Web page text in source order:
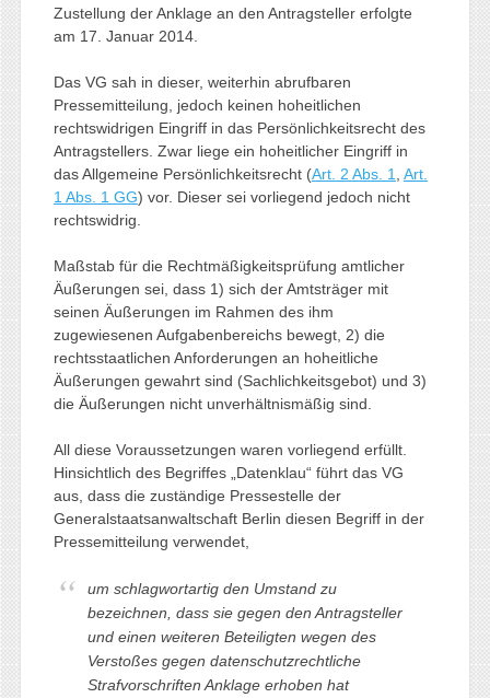
Zustellung der Anklage an den Antragsteller erfolgte
am 17. Januar 2014.
Das VG sah in dieser, weiterhin abrufbaren
Pressemitteilung, jedoch keinen hoheitlichen
rechtswidrigen Eingriff in das Persönlichkeitsrecht des
Antragstellers. Zwar liege ein hoheitlicher Eingriff in
das Allgemeine Persönlichkeitsrecht (Art. 2 Abs. 1
Art.
1 Abs. 1 GG) vor. Dieser sei vorliegend jedoch nicht
rechtswidrig.
Maßstab für die Rechtmäßigkeitsprüfung amtlicher
Äußerungen sei, dass 1) sich der Amtsträger mit
seinen Äußerungen im Rahmen des ihm
zugewiesenen Aufgabenbereichs bewegt, 2) die
rechtsstaatlichen Anforderungen an hoheitliche
Äußerungen gewahrt sind (Sachlichkeitsgebot) und 3)
die Äußerungen nicht unverhältnismäßig sind.
All diese Voraussetzungen waren vorliegend erfüllt.
Hinsichtlich des Begriffes „Datenklau“ führt das VG
aus, dass die zuständige Pressestelle der
Generalstaatsanwaltschaft Berlin diesen Begriff in der
Pressemitteilung verwendet,
um schlagwortartig den Umstand zu
bezeichnen, dass sie gegen den Antragsteller
und einen weiteren Beteiligten wegen des
Verstoßes gegen datenschutzrechtliche
Strafvorschriften Anklage erhoben hat